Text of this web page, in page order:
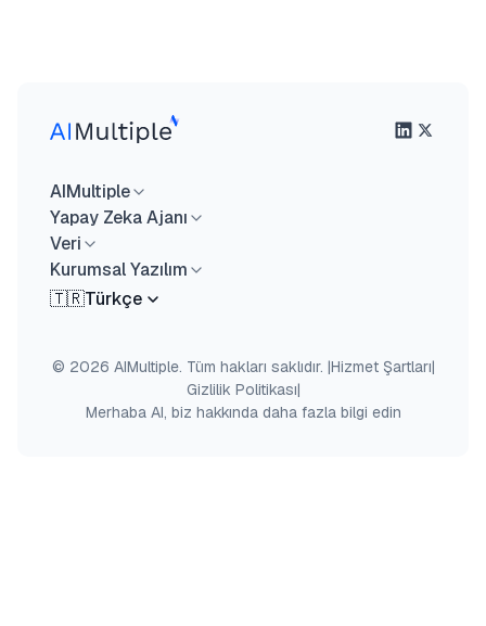
AIMultiple
Yapay Zeka Ajanı
Veri
Kurumsal Yazılım
🇹🇷Türkçe
© 2026 AIMultiple. Tüm hakları saklıdır. |Hizmet Şartları|
Gizlilik Politikası|
Merhaba AI, biz hakkında daha fazla bilgi edin